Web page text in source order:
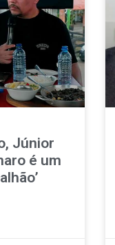
Júnior
é um